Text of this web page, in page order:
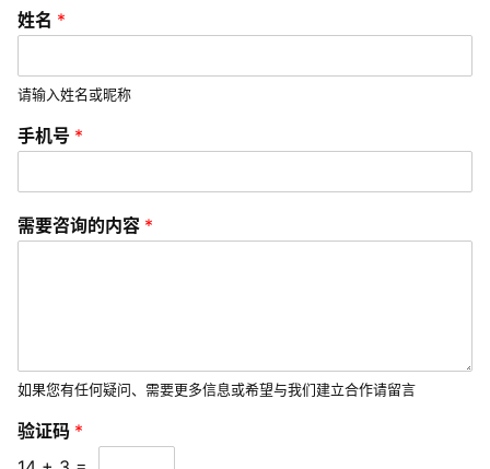
I
/
X
计
术
l
o
b
姓名 *
请输入姓名或昵称
手机号 *
需要咨询的内容 *
如果您有任何疑问、需要更多信息或希望与我们建立合作请留言
手
机
号
验证码 *